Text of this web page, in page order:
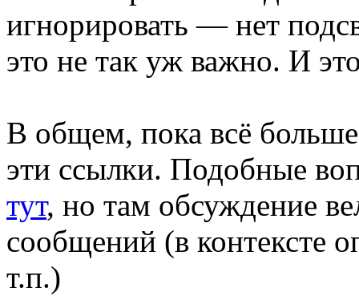
игнорировать — нет
это не так уж важно. И
В общем, пока всё
эти ссылки. Подобные
тут, но там обсуждение
сообщений (в контексте
т.п.)